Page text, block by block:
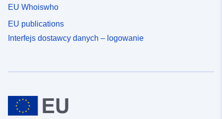
wydawane na receptę”, znane jako „obszary niebieskie”,
obszary, które nie są bezpośrednio narażone na ryzyko,
leśne, rzemieślnicze, handlowe lub przemysłowe
zagrożenia, z zastrzeżeniem zakazów lub wymogów
(por. art. L562-1 kodeksu ochrony środowiska).Ta
ostatnia kategoria ma zastosowanie wyłącznie do
EU Whoiswho
EU publications
Interfejs dostawcy danych – logowanie